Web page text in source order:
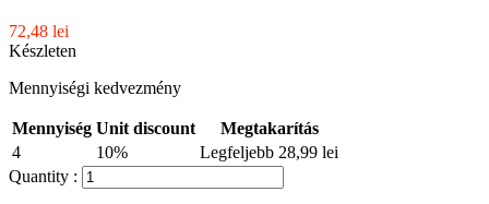
72,48 lei
Készleten
Mennyiségi kedvezmény
Mennyiség Unit discount
Megtakarítás
4
10%
Legfeljebb 28,99 lei
Quantity :